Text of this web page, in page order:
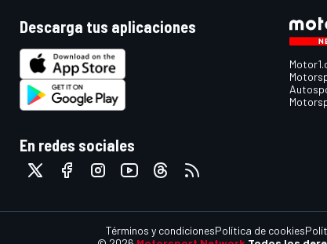
Descarga tus aplicaciones
En redes sociales
Términos y condicionesPolítica de cookies